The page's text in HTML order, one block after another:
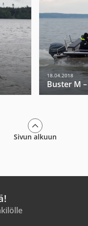
18.04.2018
Buster M
Sivun alkuun